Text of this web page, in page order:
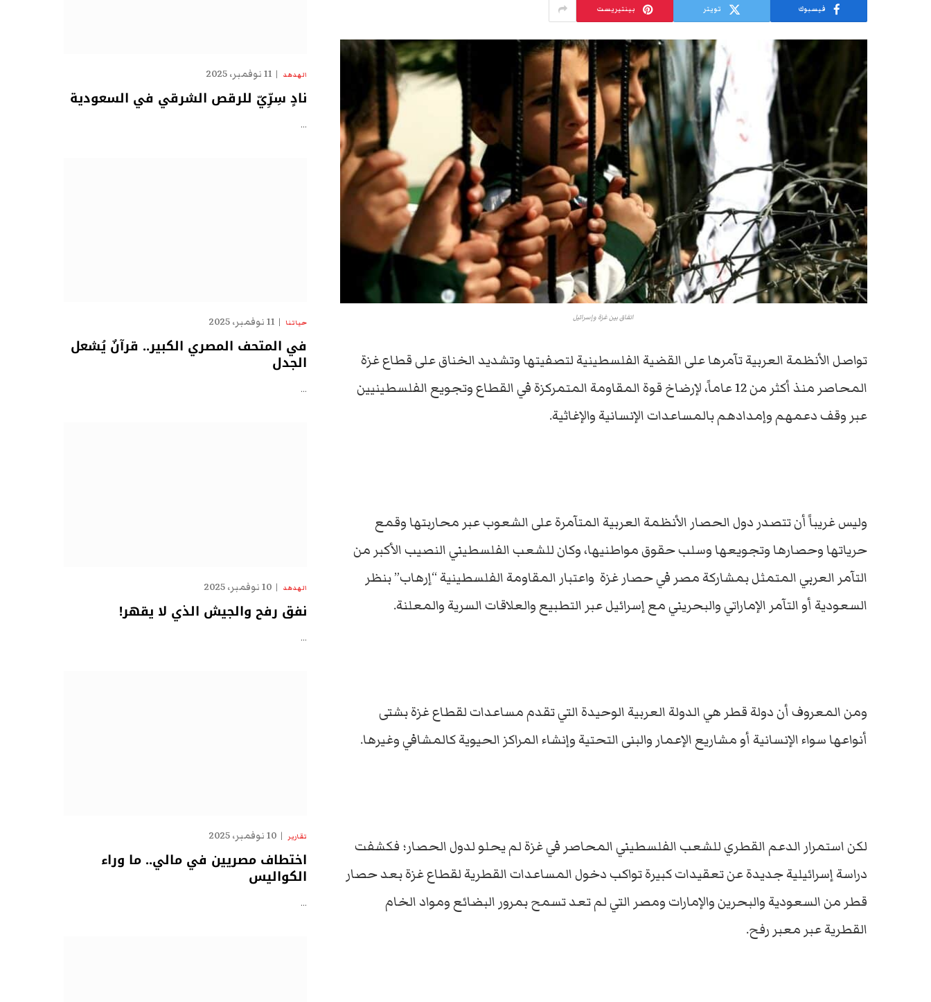
فيسبوك تويتر بينتيريست
اتفاق بين غزة وإسرائيل
تواصل الأنظمة العربية تآمرها على القضية الفلسطينية لتصفيتها وتشديد الخناق على قطاع غزة
المحاصر منذ أكثر من 12 عاماً، لإرضاخ قوة المقاومة المتمركزة في القطاع وتجويع الفلسطينيين
عبر وقف دعمهم وإمدادهم بالمساعدات الإنسانية والإغاثية.
وليس غريباً أن تتصدر دول الحصار الأنظمة العربية المتآمرة على الشعوب عبر محاربتها وقمع
حرياتها وحصارها وتجويعها وسلب حقوق مواطنيها، وكان للشعب الفلسطيني النصيب الأكبر من
التآمر العربي المتمثل بمشاركة مصر في حصار غزة واعتبار المقاومة الفلسطينية “إرهاب” بنظر
السعودية أو التآمر الإماراتي والبحريني مع إسرائيل عبر التطبيع والعلاقات السرية والمعلنة.
ومن المعروف أن دولة قطر هي الدولة العربية الوحيدة التي تقدم مساعدات لقطاع غزة بشتى
أنواعها سواء الإنسانية أو مشاريع الإعمار والبنى التحتية وإنشاء المراكز الحيوية كالمشافي وغيرها.
لكن استمرار الدعم القطري للشعب الفلسطيني المحاصر في غزة لم يحلو لدول الحصار؛ فكشفت
دراسة إسرائيلية جديدة عن تعقيدات كبيرة تواكب دخول المساعدات القطرية لقطاع غزة بعد حصار
قطر من السعودية والبحرين والإمارات ومصر التي لم تعد تسمح بمرور البضائع ومواد الخام
القطرية عبر معبر رفح.
الهدهد 11 نوفمبر، 2025
نادٍ سِرِّيّ للرقص الشرقي في السعودية
…
حياتنا 11 نوفمبر، 2025
في المتحف المصري الكبير.. قرآنٌ يُشعل
الجدل
…
الهدهد 10 نوفمبر، 2025
نفق رفح والجيش الذي لا يقهر!
…
تقارير 10 نوفمبر، 2025
اختطاف مصريين في مالي.. ما وراء
الكواليس
…